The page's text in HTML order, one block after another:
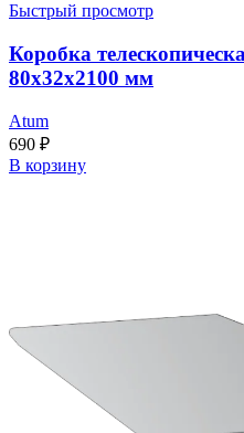
Быстрый просмотр
Коробка
80x32x2100 мм
Atum
690 ₽
В корзину